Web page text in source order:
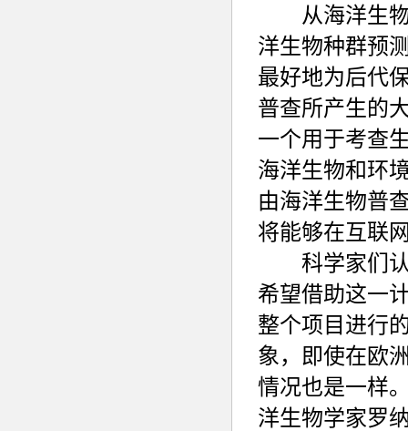
从海洋生物
洋生物种群预
最好地为后代
普查所产生的
一个用于考查
海洋生物和环
由海洋生物普
将能够在互联
科学家们认
希望借助这一
整个项目进行
象，即使在欧
情况也是一样
洋生物学家罗